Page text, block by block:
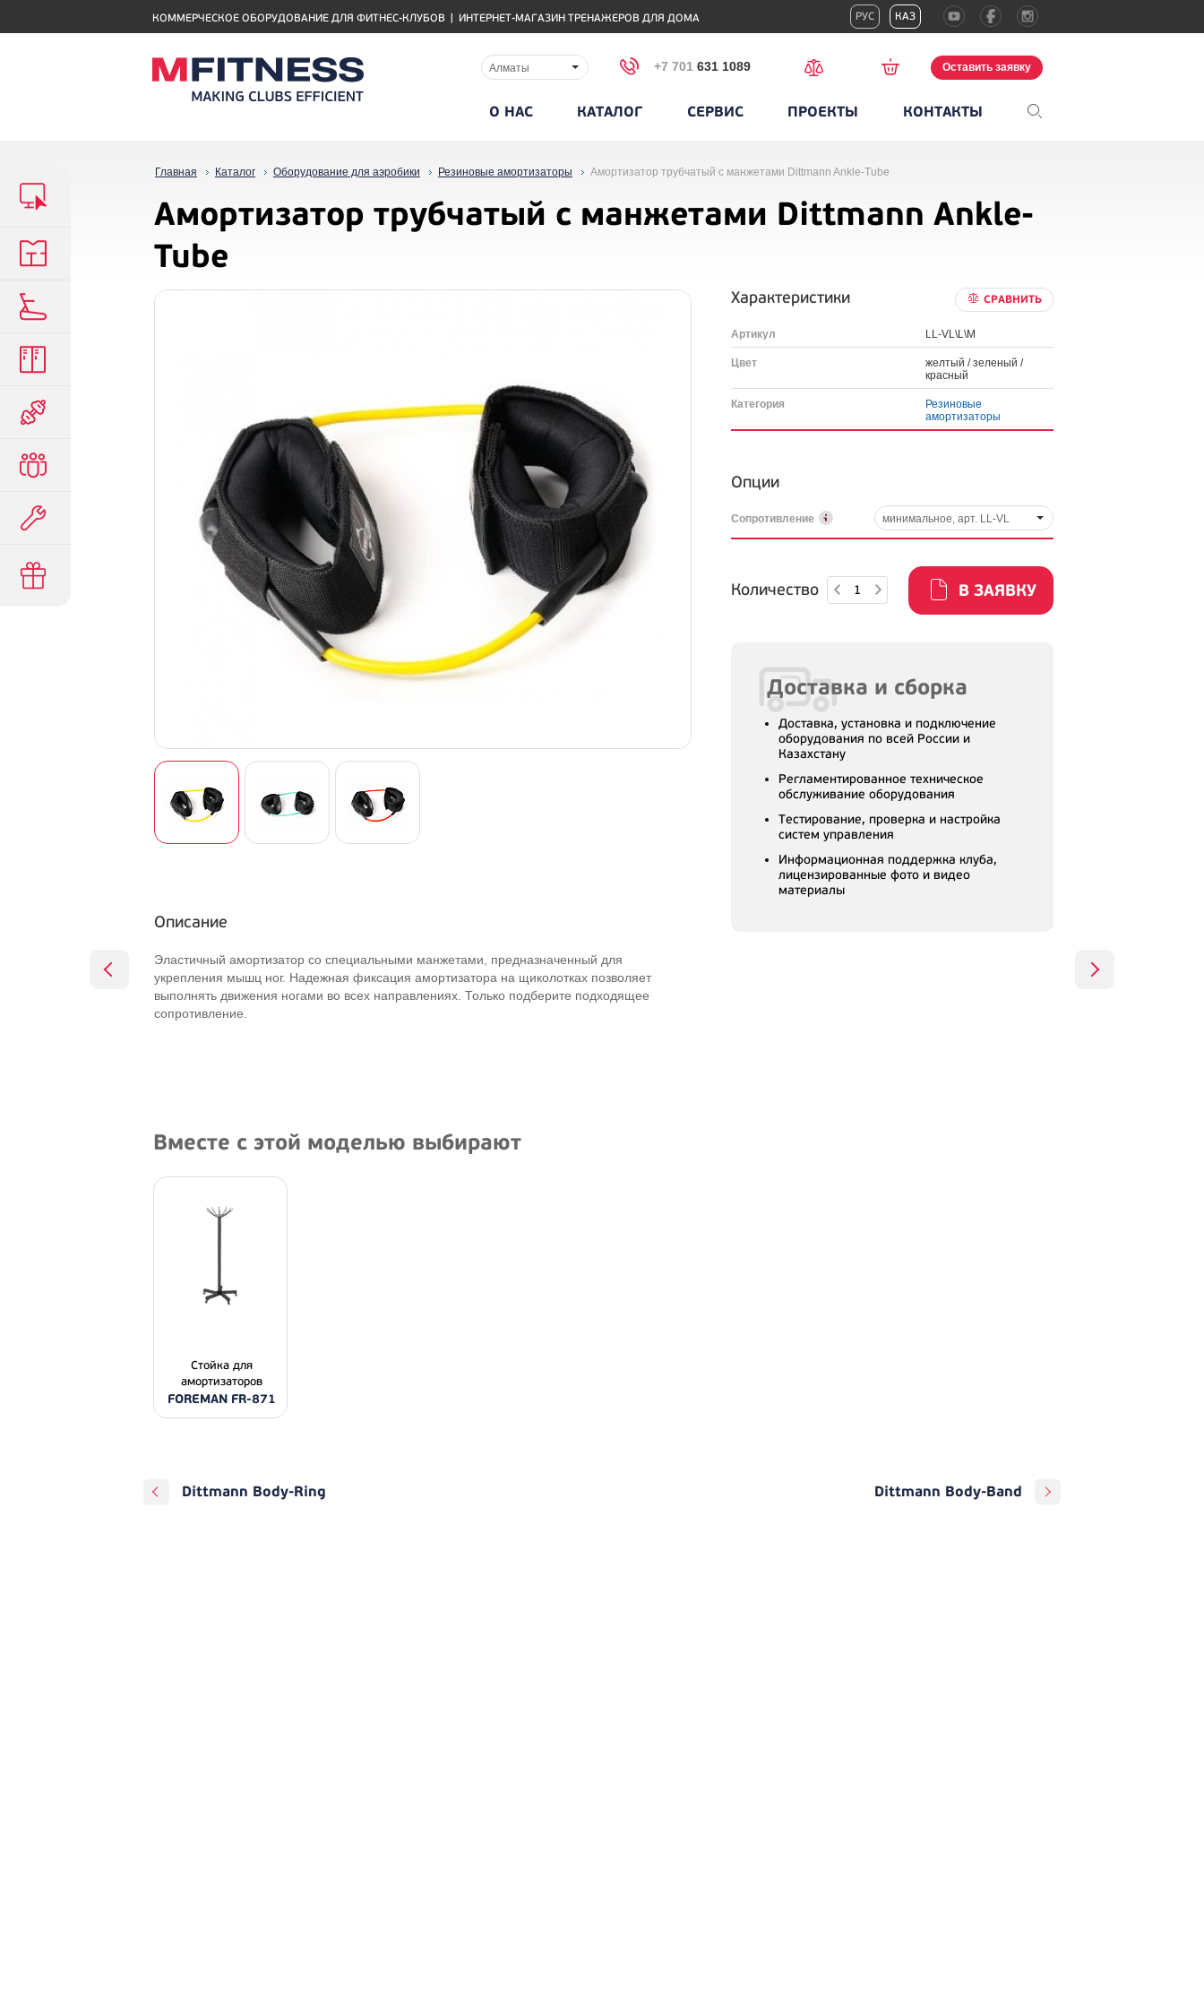
КОММЕРЧЕСКОЕ ОБОРУДОВАНИЕ ДЛЯ ФИТНЕС-КЛУБОВ ИНТЕРНЕТ-МАГАЗИН ТРЕНАЖЕРОВ ДЛЯ ДОМА РУС КАЗ
Алматы +7 701 631 1089 Оставить заявку
О НАС КАТАЛОГ СЕРВИС ПРОЕКТЫ КОНТАКТЫ
Главная Каталог Оборудование для аэробики Резиновые амортизаторы Амортизатор трубчатый c манжетами Dittmann Ankle-Tube
Амортизатор трубчатый c манжетами Dittmann Ankle-
Tube
Характеристики СРАВНИТЬ
Артикул LL-VL\L\M
Цвет
желтый / зеленый /
красный
Категория
Резиновые
амортизаторы
Опции
Сопротивление минимальное, арт. LL-VL
Количество В ЗАЯВКУ
Доставка и сборка
Доставка, установка и подключение
оборудования по всей России и
Казахстану
Регламентированное техническое
обслуживание оборудования
Тестирование, проверка и настройка
систем управления
Информационная поддержка клуба,
лицензированные фото и видео
материалы
Описание
Эластичный амортизатор со специальными манжетами, предназначенный для
укрепления мышц ног. Надежная фиксация амортизатора на щиколотках позволяет
выполнять движения ногами во всех направлениях. Только подберите подходящее
сопротивление.
Вместе с этой моделью выбирают
Стойка для
амортизаторов
FOREMAN FR-871
Dittmann Body-Ring Dittmann Body-Band